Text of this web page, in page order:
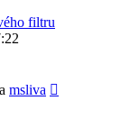
filtru
msliva